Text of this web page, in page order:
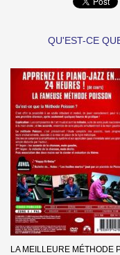
QU'EST-CE
LA MEILLEURE MÉTHODE